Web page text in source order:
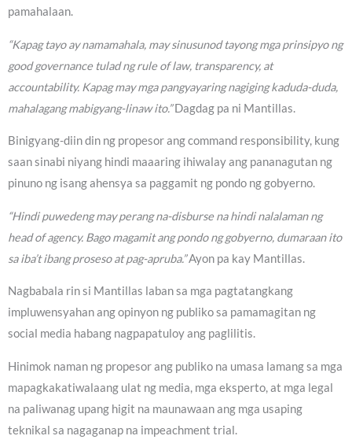
pamahalaan.
“Kapag tayo ay namamahala, may sinusunod tayong mga prinsipyo ng
good governance tulad ng rule of law, transparency, at
accountability. Kapag may mga pangyayaring nagiging kaduda-duda,
mahalagang mabigyang-linaw ito.”Dagdag pa ni Mantillas.
Binigyang-diin din ng propesor ang command responsibility, kung
saan sinabi niyang hindi maaaring ihiwalay ang pananagutan ng
pinuno ng isang ahensya sa paggamit ng pondo ng gobyerno.
“Hindi puwedeng may perang na-disburse na hindi nalalaman ng
head of agency. Bago magamit ang pondo ng gobyerno, dumaraan ito
sa iba’t ibang proseso at pag-apruba.”Ayon pa kay Mantillas.
Nagbabala rin si Mantillas laban sa mga pagtatangkang
impluwensyahan ang opinyon ng publiko sa pamamagitan ng
social media habang nagpapatuloy ang paglilitis.
Hinimok naman ng propesor ang publiko na umasa lamang sa mga
mapagkakatiwalaang ulat ng media, mga eksperto, at mga legal
na paliwanag upang higit na maunawaan ang mga usaping
teknikal sa nagaganap na impeachment trial.